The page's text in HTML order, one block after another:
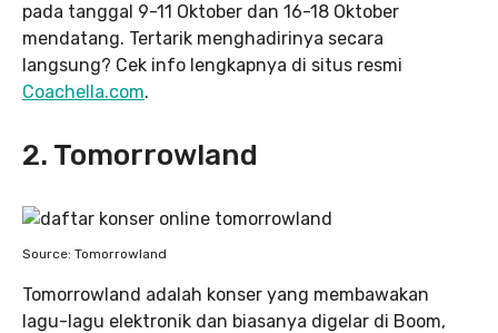
pada tanggal 9-11 Oktober dan 16-18 Oktober
mendatang. Tertarik menghadirinya secara
langsung? Cek info lengkapnya di situs resmi
Coachella.com.
2. Tomorrowland
Source: Tomorrowland
Tomorrowland adalah konser yang membawakan
lagu-lagu elektronik dan biasanya digelar di Boom,